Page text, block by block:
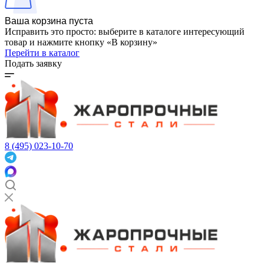
Ваша корзина пуста
Исправить это просто: выберите в каталоге интересующий
товар и нажмите кнопку «В корзину»
Перейти в каталог
Подать заявку
8 (495) 023-10-70